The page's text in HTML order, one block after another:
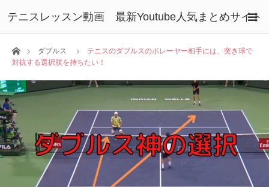
テニスレッスン動画 最新Youtube人気まとめサイト
ホームダブルス
テニスのダブルスのボレーヤー相手には、突き球で
対抗する選択肢を持ちたい！